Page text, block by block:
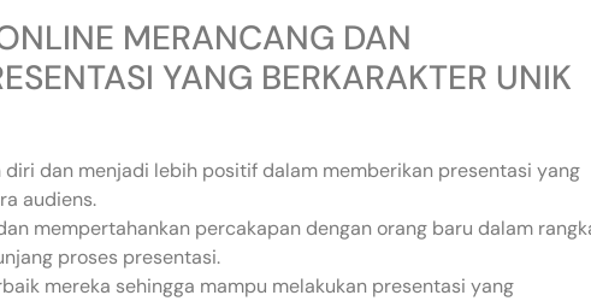
MERANCANG DAN
YANG BERKARAKTER UNIK
diri dan menjadi lebih positif dalam memberikan presentasi yang
audiens.
mempertahankan percakapan dengan orang baru dalam
proses presentasi.
mereka sehingga mampu melakukan presentasi yang